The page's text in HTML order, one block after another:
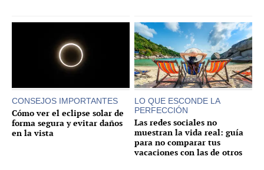
CONSEJOS IMPORTANTES
Cómo ver el eclipse solar de
forma segura y evitar daños
en la vista
LO QUE ESCONDE LA
PERFECCIÓN
Las redes sociales no
muestran la vida real: guía
para no comparar tus
vacaciones con las de otros